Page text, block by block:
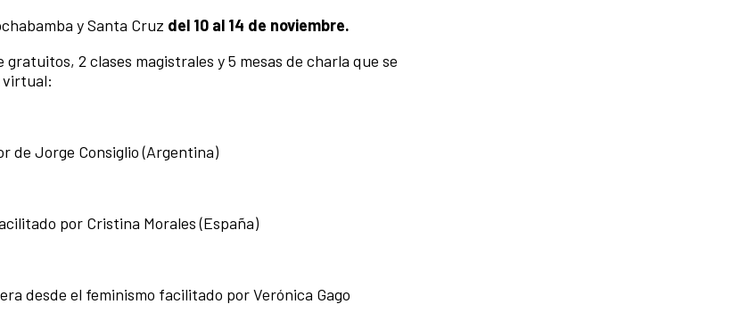
y Santa Cruz del 10 al 14 de noviembre.
2 clases magistrales y 5 mesas de charla que se
virtual:
de Jorge Consiglio (Argentina)
por Cristina Morales (España)
desde el feminismo facilitado por Verónica Gago